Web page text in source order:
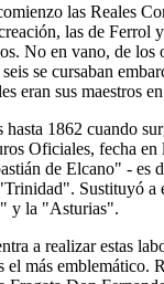
las Reales
las de Ferrol
No en vano, de los
se cursaban
eran sus maestros
hasta 1862 cuando
Oficiales, fecha en
de Elcano" - es
Sustituyó a
y la "Asturias".
a realizar estas
el más emblemático.